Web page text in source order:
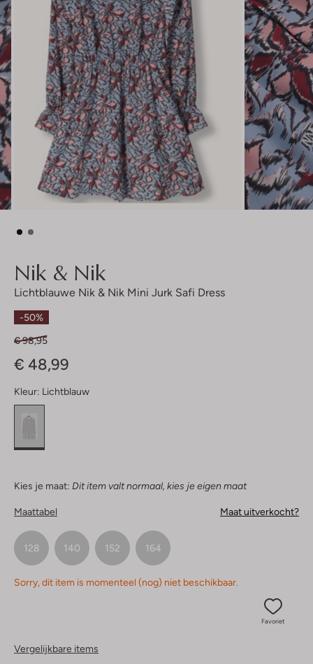
Nik & Nik
Lichtblauwe Nik & Nik Mini Jurk Safi Dress
-50%
€ 98,95
€ 48,99
Kleur: Lichtblauw
Kies je maat: Dit item valt normaal, kies je eigen maat
Maattabel Maat uitverkocht?
128 140 152 164
Sorry, dit item is momenteel (nog) niet beschikbaar.
Favoriet
Vergelijkbare items